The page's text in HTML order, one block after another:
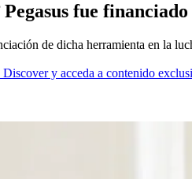
Pegasus fue
de dicha herramienta en la
y acceda a contenido